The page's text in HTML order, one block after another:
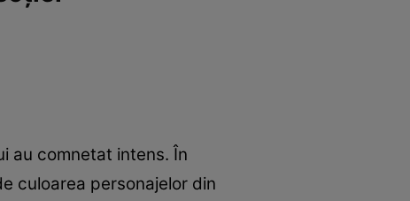
au comnetat intens. În
culoarea personajelor din